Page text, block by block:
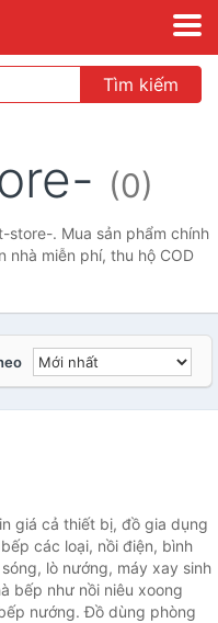
Tìm kiếm
(0)
. Mua sản phẩm chính
nhà miễn phí, thu hộ COD
giá cả thiết bị, đồ gia dụng
các loại, nồi điện, bình
lò nướng, máy xay sinh
bếp như nồi niêu xoong
nướng. Đồ dùng phòng